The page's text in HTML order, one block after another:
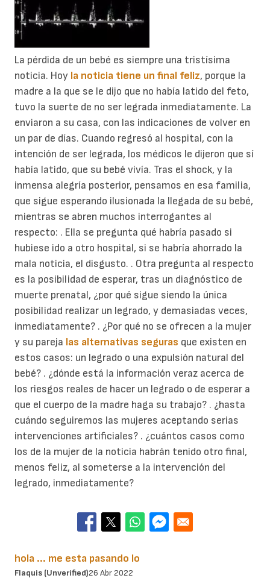
La pérdida de un bebé es siempre una tristísima
noticia. Hoy la noticia tiene un final feliz, porque la
madre a la que se le dijo que no había latido del feto,
tuvo la suerte de no ser legrada inmediatamente. La
enviaron a su casa, con las indicaciones de volver en
un par de días. Cuando regresó al hospital, con la
intención de ser legrada, los médicos le dijeron que sí
había latido, que su bebé vivía. Tras el shock, y la
inmensa alegría posterior, pensamos en esa familia,
que sigue esperando ilusionada la llegada de su bebé,
mientras se abren muchos interrogantes al
respecto: . Ella se pregunta qué habría pasado si
hubiese ido a otro hospital, si se habría ahorrado la
mala noticia, el disgusto. . Otra pregunta al respecto
es la posibilidad de esperar, tras un diagnóstico de
muerte prenatal, ¿por qué sigue siendo la única
posibilidad realizar un legrado, y demasiadas veces,
inmediatamente? . ¿Por qué no se ofrecen a la mujer
y su pareja las alternativas seguras que existen en
estos casos: un legrado o una expulsión natural del
bebé? . ¿dónde está la información veraz acerca de
los riesgos reales de hacer un legrado o de esperar a
que el cuerpo de la madre haga su trabajo? . ¿hasta
cuándo seguiremos las mujeres aceptando serias
intervenciones artificiales? . ¿cuántos casos como
los de la mujer de la noticia habrán tenido otro final,
menos feliz, al someterse a la intervención del
legrado, inmediatamente?
hola ... me esta pasando lo
Flaquis (unverified)26 Abr 2022